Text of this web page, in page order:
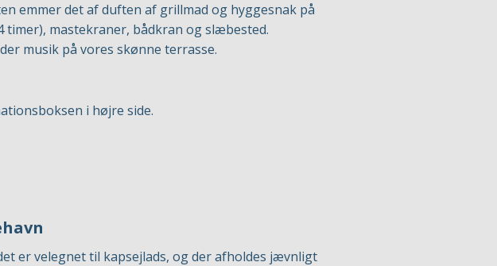
emmer det af duften af grillmad og hyggesnak på
timer), mastekraner, bådkran og slæbested.
musik på vores skønne terrasse.
i højre side.
er velegnet til kapsejlads, og der afholdes jævnligt